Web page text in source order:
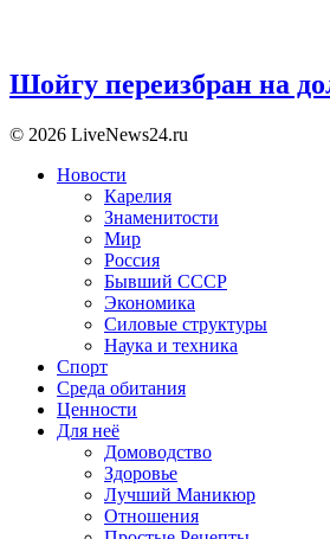
Шойгу переизбран на
© 2026 LiveNews24.ru
Новости
Карелия
Знаменитости
Мир
Россия
Бывший СССР
Экономика
Силовые структуры
Наука и техника
Спорт
Среда обитания
Ценности
Для неё
Домоводство
Здоровье
Лучший Маникюр
Отношения